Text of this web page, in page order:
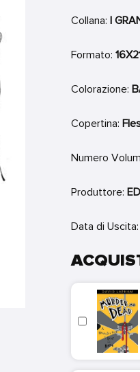
Collana: I
Formato:
Colorazione:
Copertina:
Numero
Produttore:
Data di